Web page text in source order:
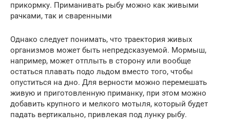
прикормку. Приманивать рыбу можно как живыми
рачками, так и сваренными
Однако следует понимать, что траектория живых
организмов может быть непредсказуемой. Мормыш,
например, может отплыть в сторону или вообще
остаться плавать подо льдом вместо того, чтобы
опуститься на дно. Для верности можно перемешать
живую и приготовленную приманку, при этом можно
добавить крупного и мелкого мотыля, который будет
падать вертикально, привлекая под лунку рыбу.